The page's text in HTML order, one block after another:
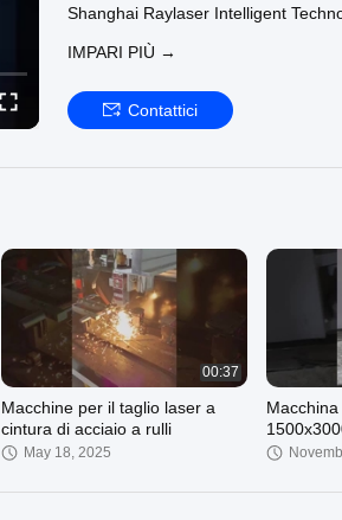
Shanghai Raylaser Intelligent
Possiamo fornire:
laser.com/italian/supplier-4636172-
Macchine per il taglio laser a fibra a
IMPARI PIÙ →
Contattici
00:37
Macchine per il taglio laser a
cintura di acciaio a rulli
May 18, 2025
metallo